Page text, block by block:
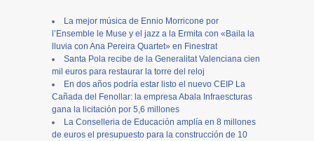
La mejor música de Ennio Morricone por
l’Ensemble le Muse y el jazz a la Ermita con «Baila la
lluvia con Ana Pereira Quartet» en Finestrat
Santa Pola recibe de la Generalitat Valenciana cien
mil euros para restaurar la torre del reloj
En dos años podría estar listo el nuevo CEIP La
Cañada del Fenollar: la empresa Abala Infraescturas
gana la licitación por 5,6 millones
La Conselleria de Educación amplía en 8 millones
de euros el presupuesto para la construcción de 10